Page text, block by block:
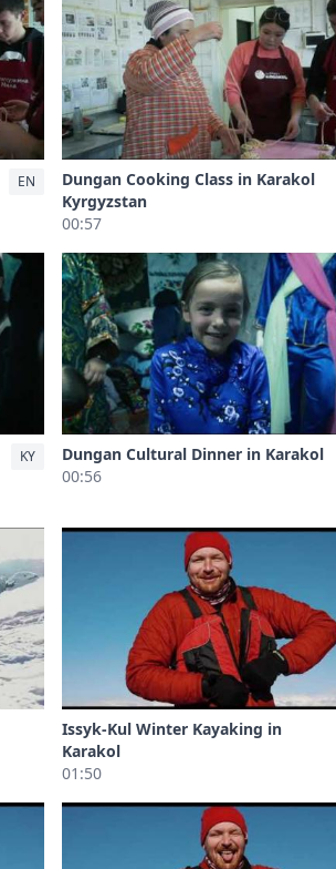
EN
Dungan Cooking Class in Karakol
Kyrgyzstan
00:57
KY
Dungan Cultural Dinner in Karakol
00:56
Issyk-Kul Winter Kayaking in
Karakol
01:50